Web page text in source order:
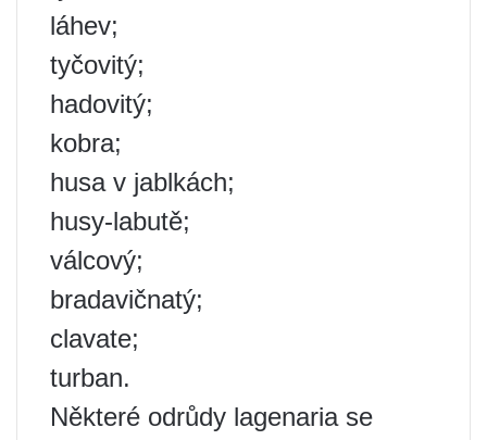
láhev;
tyčovitý;
hadovitý;
kobra;
husa v jablkách;
husy-labutě;
válcový;
bradavičnatý;
clavate;
turban.
Některé odrůdy lagenaria se